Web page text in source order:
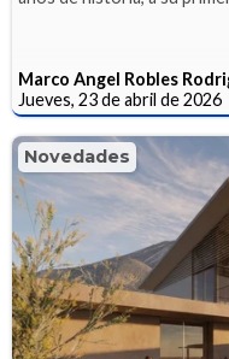
Marco Angel Robles
Jueves, 23 de abril de 2026
Novedades